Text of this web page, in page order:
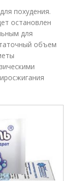
похудения.
остановлен
для
объем